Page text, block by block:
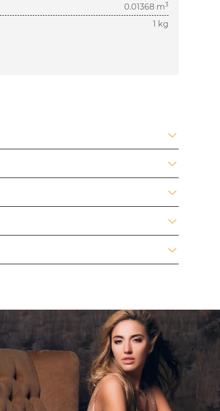
0.01368 m3
1 kg